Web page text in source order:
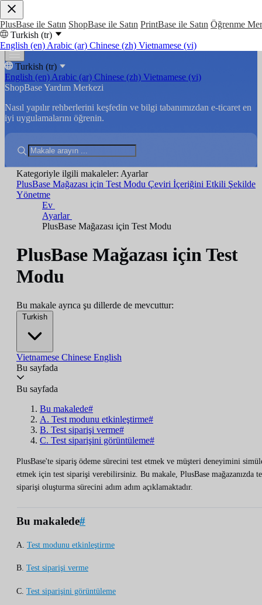
PlusBase ile Satın ShopBase ile Satın PrintBase ile Satın Öğrenme
Turkish (tr)
English (en) Arabic (ar) Chinese (zh) Vietnamese (vi)
Turkish (tr)
English (en) Arabic (ar) Chinese (zh) Vietnamese (vi)
ShopBase Yardım Merkezi
Nasıl yapılır rehberlerini keşfedin ve bilgi tabanımızdan e-ticaret en
iyi uygulamalarını öğrenin.
Kategoriyle ilgili makaleler: Ayarlar
PlusBase Mağazası için Test Modu Çeviri İçeriğini Etkili Şekilde
Yönetme
Ev
Ayarlar
PlusBase Mağazası için Test Modu
PlusBase Mağazası için Test
Modu
Bu makale ayrıca şu dillerde de mevcuttur:
Turkish
Vietnamese Chinese English
Bu sayfada
Bu sayfada
Bu makalede#
A. Test modunu etkinleştirme#
B. Test siparişi verme#
C. Test siparişini görüntüleme#
PlusBase'te sipariş ödeme sürecini test etmek ve müşteri deneyimini
etmek için test siparişi verebilirsiniz. Bu makale, PlusBase mağazanızda
siparişi oluşturma sürecini adım adım açıklamaktadır.
Bu makalede#
A. Test modunu etkinleştirme
B. Test siparişi verme
C. Test siparişini görüntüleme